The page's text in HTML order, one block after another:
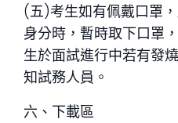
(五)考生如有佩戴口罩
身分時，暫時取下口罩
生於面試進行中若有發
知試務人員。
六、下載區